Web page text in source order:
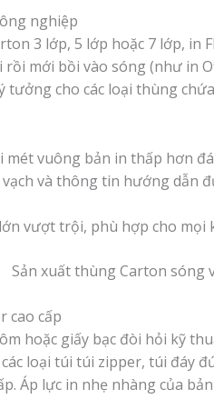
nghiệp
3 lớp, 5 lớp hoặc 7 lớp,
mới bồi vào sóng (như in
tưởng cho các loại thùng
vuông bản in thấp hơn
và thông tin hướng dẫn
vượt trội, phù hợp cho
cao cấp
hoặc giấy bạc đòi hỏi kỹ
loại túi túi zipper, túi đáy
Áp lực in nhẹ nhàng của